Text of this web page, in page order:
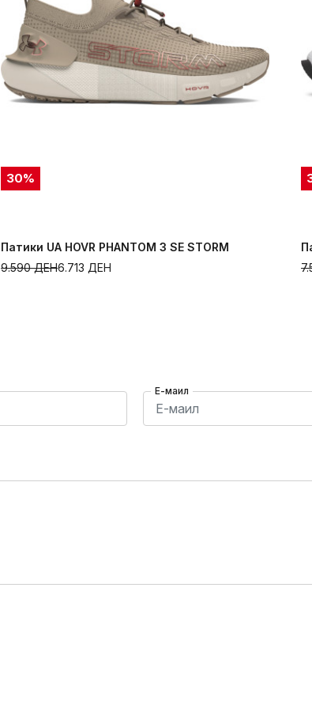
30%
Патики UA HOVR PHANTOM 3 SE STORM
6.713 ДЕН
9.590ДЕН
Е-маил